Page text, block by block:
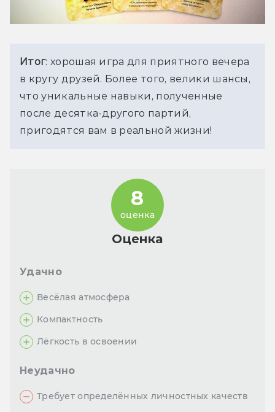
Итог: хорошая игра для приятного вечера
в кругу друзей. Более того, велики шансы,
что уникальные навыки, полученные
после десятка-другого партий,
пригодятся вам в реальной жизни!
Оценка
8
оценка
Удачно
Весёлая атмосфера
Компактность
Лёгкость в освоении
Неудачно
Требует определённых личностных качеств